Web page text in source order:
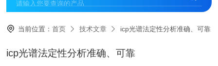
当前位置：首页 技术文章 icp光谱法定性分析准确、可靠
icp光谱法定性分析准确、可靠